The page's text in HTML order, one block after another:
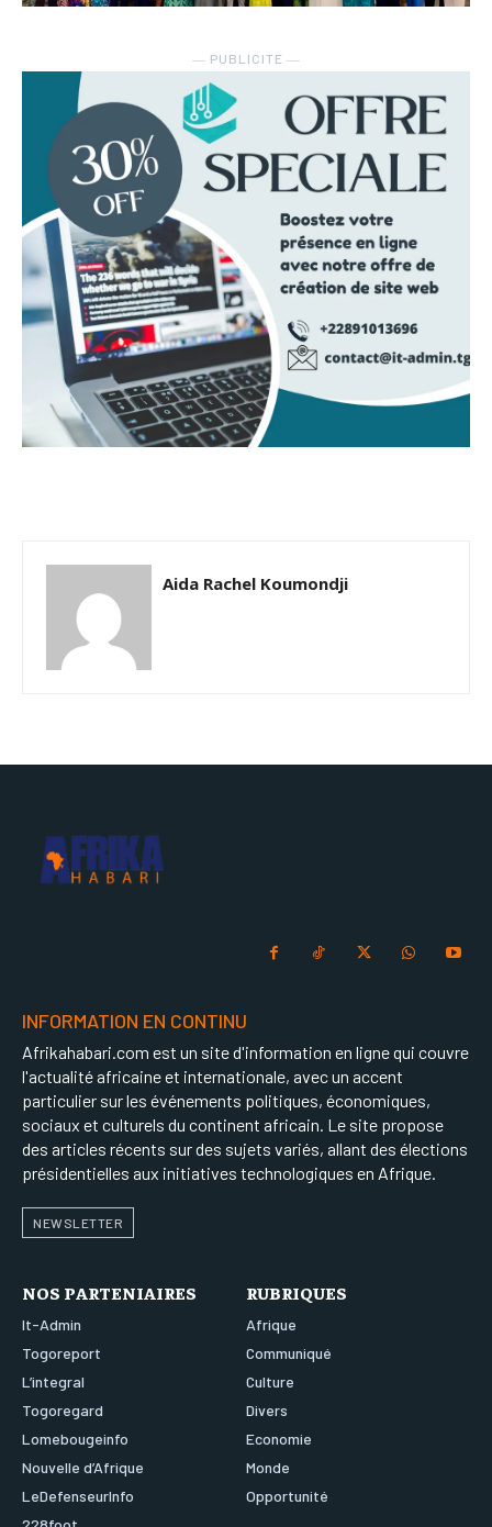
― PUBLICITE ―
Aida Rachel Koumondji
INFORMATION EN CONTINU
Afrikahabari.com est un site d'information en ligne qui couvre
l'actualité africaine et internationale, avec un accent
particulier sur les événements politiques, économiques,
sociaux et culturels du continent africain. Le site propose
des articles récents sur des sujets variés, allant des élections
présidentielles aux initiatives technologiques en Afrique.
NEWSLETTER
NOS PARTENIAIRES
It-Admin
Togoreport
L’integral
Togoregard
Lomebougeinfo
Nouvelle d’Afrique
LeDefenseurInfo
RUBRIQUES
Afrique
Communiqué
Culture
Divers
Economie
Monde
Opportunité